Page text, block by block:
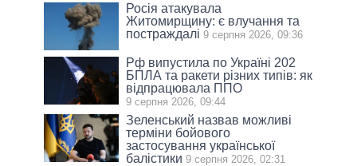
Росія атакувала
Житомирщину: є влучання та
постраждалі 9 серпня 2026, 09:36
Рф випустила по Україні 202
БПЛА та ракети різних типів: як
відпрацювала ППО
9 серпня 2026, 09:44
Зеленський назвав можливі
терміни бойового
застосування української
балістики 9 серпня 2026, 02:31